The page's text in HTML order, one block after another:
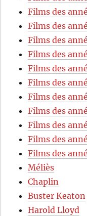
Films des
Films des
Films des
Films des
Films des
Films des
Films des
Films des
Films des
Films des
Films des
Méliès
Chaplin
Buster Keaton
Harold Lloyd